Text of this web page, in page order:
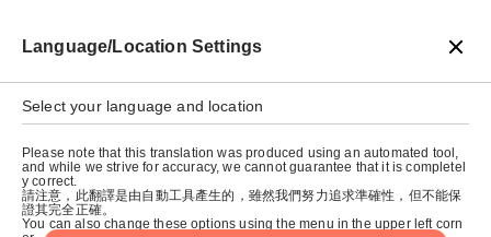
Language/Location Settings
Select your language and location
Please note that this translation was produced using an automated tool,
and while we strive for accuracy, we cannot guarantee that it is completel
y correct.
請注意，此翻譯是由自動工具產生的，雖然我們努力追求準確性，但不能保
證其完全正確。
You can also change these options using the menu in the upper left corn